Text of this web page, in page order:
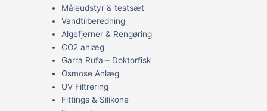
Måleudstyr & testsæt
Vandtilberedning
Algefjerner & Rengøring
CO2 anlæg
Garra Rufa – Doktorfisk
Osmose Anlæg
UV Filtrering
Fittings & Silikone